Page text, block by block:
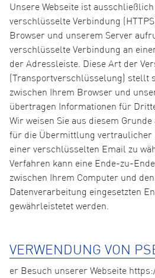
Unsere Webseite ist
verschlüsselte Verbindung
Browser und unserem Server
verschlüsselte Verbindung an
der Adressleiste. Diese Art der
(Transportverschlüsselung) stellt
zwischen Ihrem Browser und
übertragen Informationen für
Wir weisen Sie aus diesem
für die Übermittlung vertraulicher
einer verschlüsselten Email zu
Verfahren kann eine Ende-zu-
zwischen Ihrem Computer und
Datenverarbeitung eingesetzten
gewährleistetet werden.
VERWENDUNG VON
er Besuch unserer Webseite